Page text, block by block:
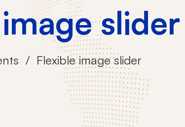
slider
Flexible image slider